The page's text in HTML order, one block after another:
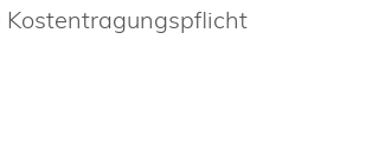
Kostentragungspflicht